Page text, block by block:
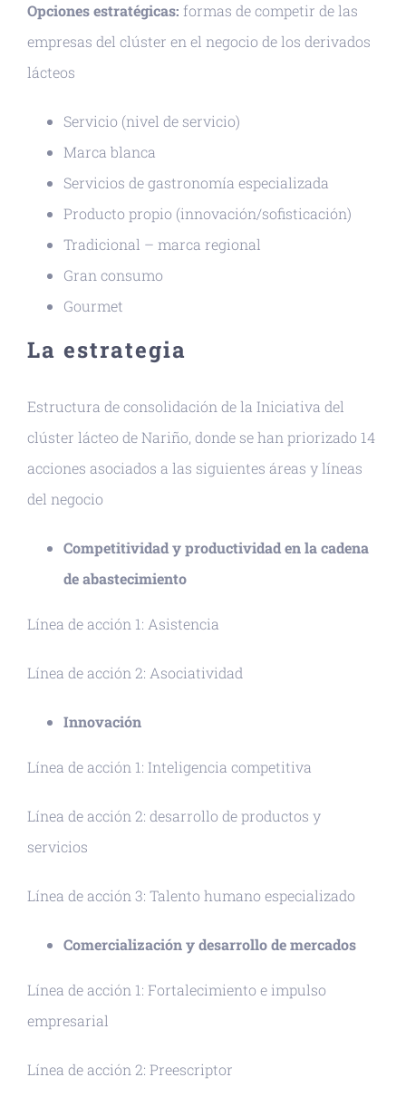
Opciones estratégicas: formas de competir de las
empresas del clúster en el negocio de los derivados
lácteos
Servicio (nivel de servicio)
Marca blanca
Servicios de gastronomía especializada
Producto propio (innovación/sofisticación)
Tradicional – marca regional
Gran consumo
Gourmet
La estrategia
Estructura de consolidación de la Iniciativa del
clúster lácteo de Nariño, donde se han priorizado 14
acciones asociados a las siguientes áreas y líneas
del negocio
Competitividad y productividad en la cadena
de abastecimiento
Línea de acción 1: Asistencia
Línea de acción 2: Asociatividad
Innovación
Línea de acción 1: Inteligencia competitiva
Línea de acción 2: desarrollo de productos y
servicios
Línea de acción 3: Talento humano especializado
Comercialización y desarrollo de mercados
Línea de acción 1: Fortalecimiento e impulso
empresarial
Línea de acción 2: Preescriptor